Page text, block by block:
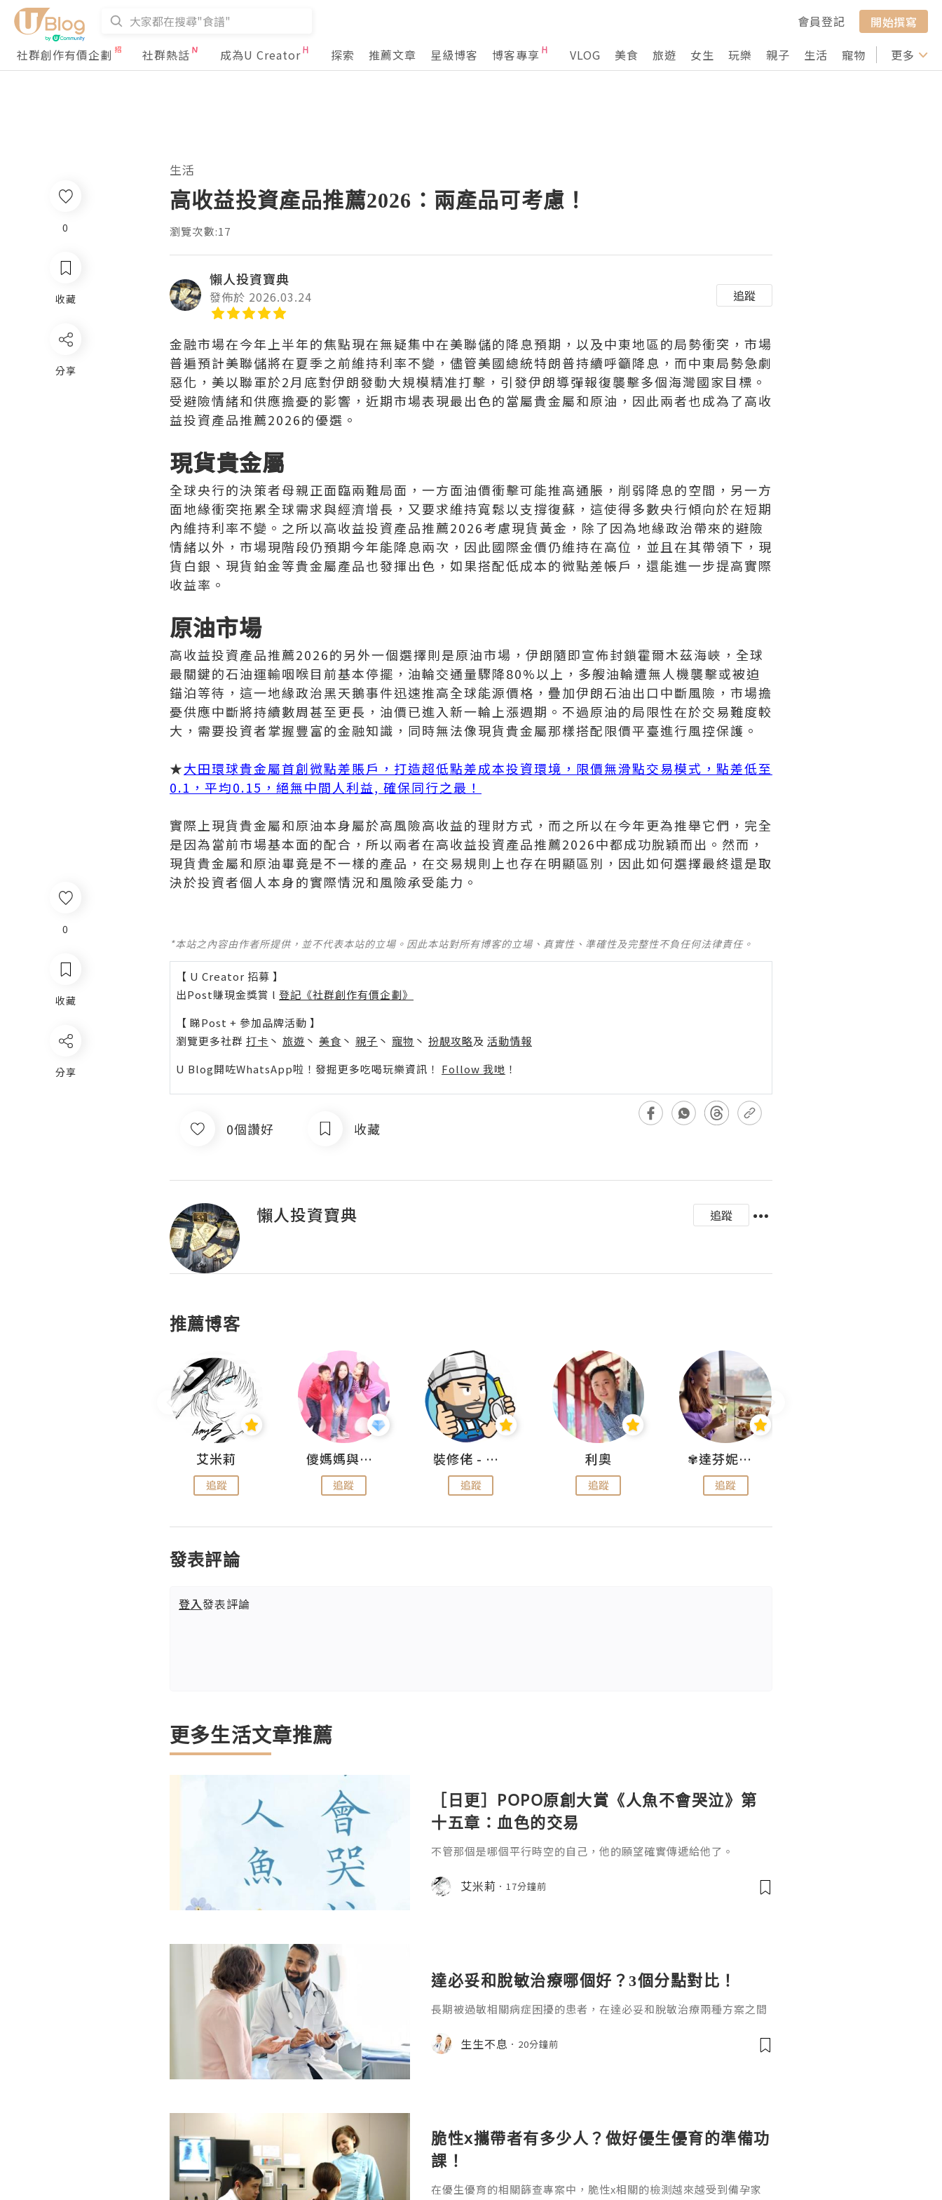
會員登記
開始撰寫
社群創作有價企劃
社群熱話 成為U Creator 探索 推薦文章 星級博客 博客專享 VLOG 美食 旅遊 女生 玩樂 親子 生活 寵物 行山 打卡
更多
0
收藏
分享
生活
高收益投資產品推薦2026：兩產品可考慮！
瀏覽次數:17
懶人投資寶典
發佈於 2026.03.24 追蹤
金融市場在今年上半年的焦點現在無疑集中在美聯儲的降息預期，以及中東地區的局勢衝突，市場
普遍預計美聯儲將在夏季之前維持利率不變，儘管美國總統特朗普持續呼籲降息，而中東局勢急劇
惡化，美以聯軍於2月底對伊朗發動大規模精准打擊，引發伊朗導彈報復襲擊多個海灣國家目標。
受避險情緒和供應擔憂的影響，近期市場表現最出色的當屬貴金屬和原油，因此兩者也成為了高收
益投資產品推薦2026的優選。
現貨貴金屬
全球央行的決策者母親正面臨兩難局面，一方面油價衝擊可能推高通脹，削弱降息的空間，另一方
面地緣衝突拖累全球需求與經濟增長，又要求維持寬鬆以支撐復蘇，這使得多數央行傾向於在短期
內維持利率不變。之所以高收益投資產品推薦2026考慮現貨黃金，除了因為地緣政治帶來的避險
情緒以外，市場現階段仍預期今年能降息兩次，因此國際金價仍維持在高位，並且在其帶領下，現
貨白銀、現貨鉑金等貴金屬產品也發揮出色，如果搭配低成本的微點差帳戶，還能進一步提高實際
收益率。
原油市場
高收益投資產品推薦2026的另外一個選擇則是原油市場，伊朗隨即宣佈封鎖霍爾木茲海峽，全球
最關鍵的石油運輸咽喉目前基本停擺，油輪交通量驟降80%以上，多艘油輪遭無人機襲擊或被迫
錨泊等待，這一地緣政治黑天鵝事件迅速推高全球能源價格，疊加伊朗石油出口中斷風險，市場擔
憂供應中斷將持續數周甚至更長，油價已進入新一輪上漲週期。不過原油的局限性在於交易難度較
大，需要投資者掌握豐富的金融知識，同時無法像現貨貴金屬那樣搭配限價平臺進行風控保護。
★大田環球貴金屬首創微點差賬戶，打造超低點差成本投資環境，限價無滑點交易模式，點差低至
0.1，平均0.15，絕無中間人利益, 確保同行之最！
實際上現貨貴金屬和原油本身屬於高風險高收益的理財方式，而之所以在今年更為推舉它們，完全
是因為當前市場基本面的配合，所以兩者在高收益投資產品推薦2026中都成功脫穎而出。然而，
現貨貴金屬和原油畢竟是不一樣的產品，在交易規則上也存在明顯區別，因此如何選擇最終還是取
決於投資者個人本身的實際情況和風險承受能力。
*本站之內容由作者所提供，並不代表本站的立場。因此本站對所有博客的立場、真實性、準確性及完整性不負任何法律責任。
【 U Creator 招募 】
出Post賺現金獎賞 l 登記《社群創作有價企劃》
【 睇Post + 參加品牌活動 】
瀏覽更多社群 打卡 丶 旅遊 丶 美食 丶 親子 丶 寵物 丶 扮靚攻略及 活動情報
U Blog開咗WhatsApp啦！發掘更多吃喝玩樂資訊！ Follow 我哋 ！
0個讚好 收藏
懶人投資寶典 追蹤
推薦博客
艾米莉
追蹤
儍媽媽與兩隻小魔怪之家
追蹤
裝修佬 - 香港一站式網上裝修平台
追蹤
利奧
追蹤
✾達芬妮•愛孩子•愛生活✾
追蹤
發表評論
登入發表評論
更多生活文章推薦
［日更］POPO原創大賞《人魚不會哭泣》第
十五章：血色的交易
不管那個是哪個平行時空的自己，他的願望確實傳遞給他了。
艾米莉 17分鐘前
達必妥和脫敏治療哪個好？3個分點對比！
長期被過敏相關病症困擾的患者，在達必妥和脫敏治療兩種方案之間
式，卻很少有回復寫清它們的核心差異，達必妥和脫敏治療哪個好？
通過分維度的清晰對比就能得到明確答案。一、作用原理差異達必妥
生生不息 20分鐘前
脆性x攜帶者有多少人？做好優生優育的準備功
課！
在優生優育的相關篩查專案中，脆性x相關的檢測越來越受到備孕家
0
收藏
分享